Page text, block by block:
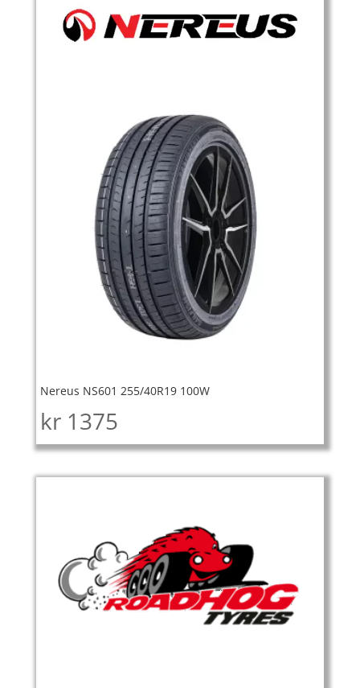
Nereus NS601 255/40R19 100W
kr 1375